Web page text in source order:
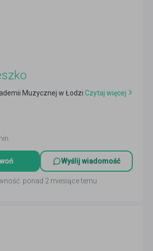
Muzycznej w Łodzi Czytaj więcej
Wyślij wiadomość
ponad 2 miesiące temu